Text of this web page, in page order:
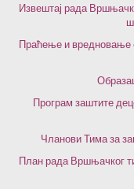
Извештај рада
Праћење и вредновање
Програм заштите
Чланови Тима за
План рада Вршњачког